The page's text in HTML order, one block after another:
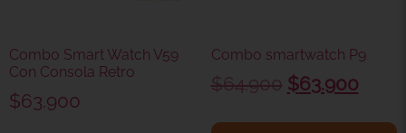
Combo Smart Watch V59
Con Consola Retro
$63.900
Combo smartwatch P9
$64.900 $63.900